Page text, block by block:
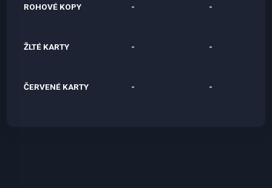
ROHOVÉ KOPY - -
ŽLTÉ KARTY - -
ČERVENÉ KARTY - -